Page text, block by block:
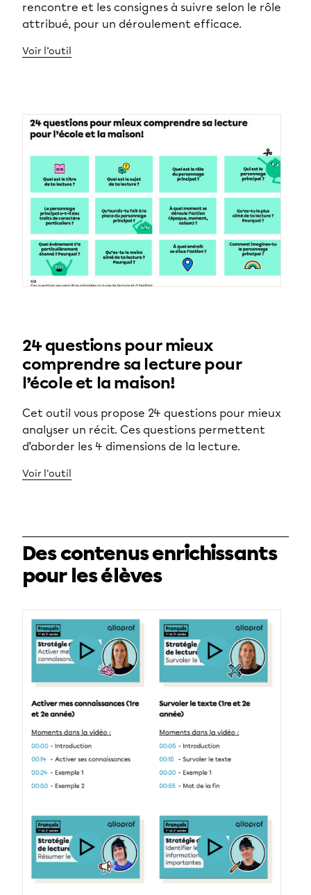
rencontre et les consignes à suivre selon le rôle
attribué, pour un déroulement efficace.
Voir l’outil
24 questions pour mieux
comprendre sa lecture pour
l’école et la maison!
Cet outil vous propose 24 questions pour mieux
analyser un récit. Ces questions permettent
d’aborder les 4 dimensions de la lecture.
Voir l'outil
Des contenus enrichissants
pour les élèves